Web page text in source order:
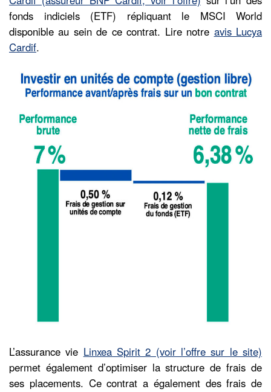
fonds indiciels (ETF) répliquant le MSCI World
disponible au sein de ce contrat. Lire notre avis Lucya
Cardif.
L’assurance vie Linxea Spirit 2 (voir l’offre sur le site)
permet également d’optimiser la structure de frais de
ses placements. Ce contrat a également des frais de